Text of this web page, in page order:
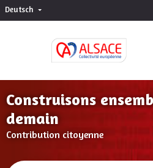
Deutsch Choisir la langue
Construisons
demain
Contribution citoyenne